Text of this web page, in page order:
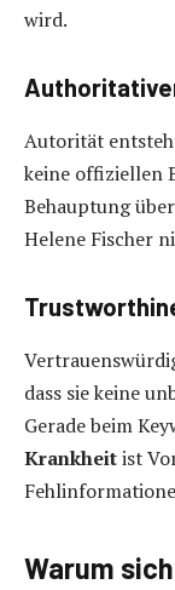
wird.
Autorität
keine offiziellen
Behauptung
Helene Fischer
dass sie keine
Gerade beim
Krankheitist
Warum